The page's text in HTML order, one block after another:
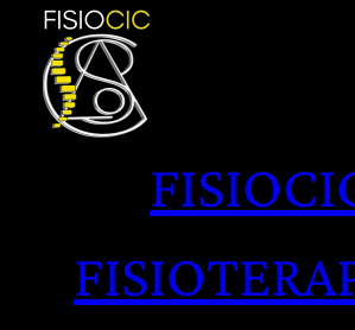
Saltar
contenido